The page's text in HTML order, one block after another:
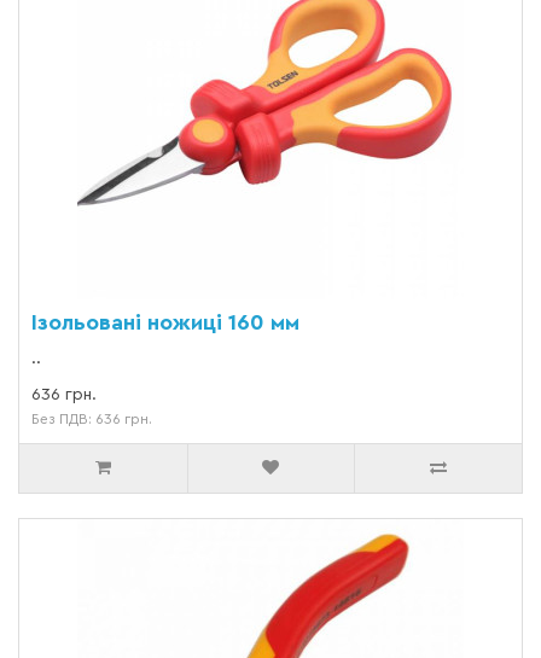
Ізольовані ножиці 160 мм
..
636 грн.
Без ПДВ: 636 грн.